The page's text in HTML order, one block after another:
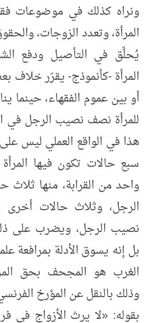
ونراه كذلك في موضوعات
المرأة، وتعدد الزوجات،
يُحلِّق في التأصيل ودفع
المرأة -كأنموذج- يقرّر خلاف
أو بين عموم الفقهاء، حينما
للمرأة نصف نصيب الرجل في
هذا في الواقع العملي ليس
سبع حالات تكون فيها
واحد من القرابة، منها
الرجل، وثلاث حالات أخرى
نصيب الرجل، ويضرب على
بل إنه يسوق الأدلة بمرافعة
الغرب هو المجحف بحق
وذلك بالنقل عن المؤرخ
بقوله: «لا يرث الأزواج في